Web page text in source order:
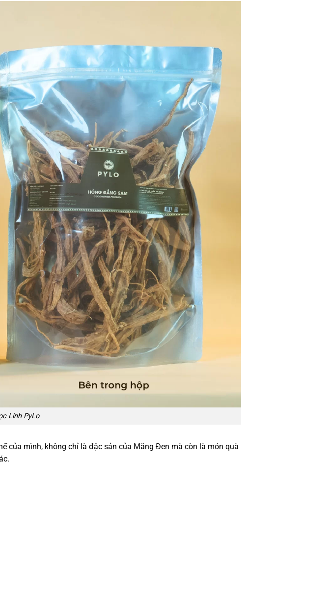
Linh PyLo
của mình, không chỉ là đặc sản của Măng Đen mà còn là món quà